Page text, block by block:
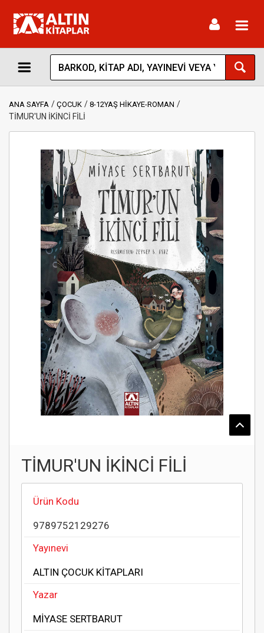
ANA SAYFA ÇOCUK 8-12YAŞ HİKAYE-ROMAN
TİMUR'UN İKİNCİ FİLİ
TİMUR'UN İKİNCİ FİLİ
Ürün Kodu
9789752129276
Yayınevi
ALTIN ÇOCUK KİTAPLARI
Yazar
MİYASE SERTBARUT